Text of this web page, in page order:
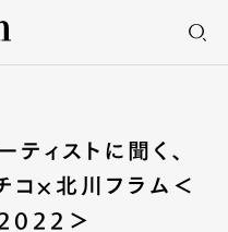
ティストに聞く、
コ×北川フラム＜
2022＞